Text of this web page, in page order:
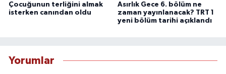
Çocuğunun terliğini almak
isterken canından oldu
Asırlık Gece 6. bölüm ne
zaman yayınlanacak? TRT 1
yeni bölüm tarihi açıklandı
Yorumlar